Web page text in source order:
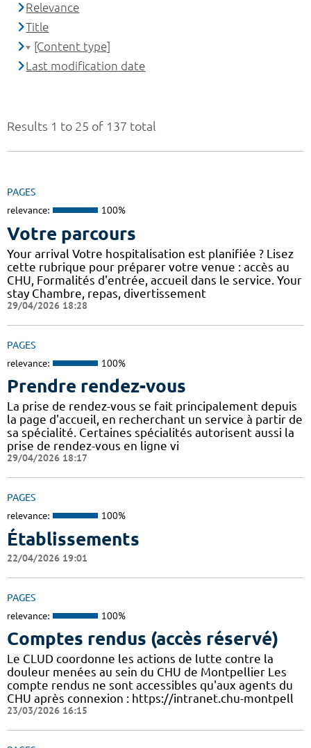
Results 1 to 25 of 137 total
PAGES
relevance: 100%
Votre parcours
Your arrival Votre hospitalisation est planifiée ? Lisez
cette rubrique pour préparer votre venue : accès au
CHU, Formalités d'entrée, accueil dans le service. Your
stay Chambre, repas, divertissement
29/04/2026 18:28
PAGES
relevance: 100%
Prendre rendez-vous
La prise de rendez-vous se fait principalement depuis
la page d'accueil, en recherchant un service à partir de
sa spécialité. Certaines spécialités autorisent aussi la
prise de rendez-vous en ligne vi
29/04/2026 18:17
PAGES
relevance: 100%
Établissements
22/04/2026 19:01
PAGES
relevance: 100%
Comptes rendus (accès réservé)
Le CLUD coordonne les actions de lutte contre la
douleur menées au sein du CHU de Montpellier Les
compte rendus ne sont accessibles qu'aux agents du
CHU après connexion : https://intranet.chu-montpell
23/03/2026 16:15
Relevance
Title
[Content type]
Last modification date